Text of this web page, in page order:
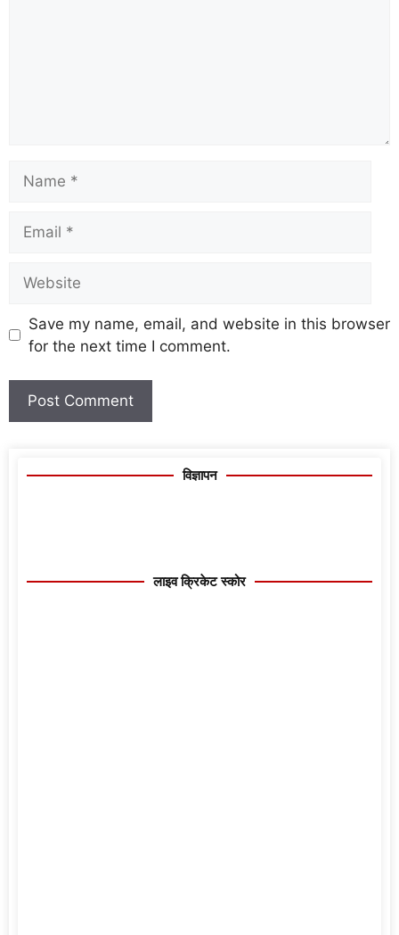
Save my name, email, and website in this browser
for the next time I comment.
विज्ञापन
लाइव क्रिकेट स्कोर